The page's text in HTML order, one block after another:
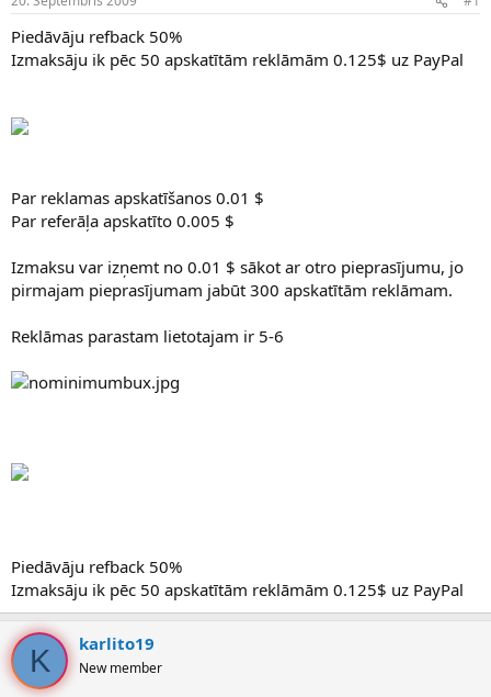
n
u
z
c
a
t
u
m
Piedāvāju refback 50%
Izmaksāju ik pēc 50 apskatītām reklāmām 0.125$ uz PayPal
Par reklamas apskatīšanos 0.01 $
Par referāļa apskatīto 0.005 $
Izmaksu var izņemt no 0.01 $ sākot ar otro pieprasījumu, jo
pirmajam pieprasījumam jabūt 300 apskatītām reklāmam.
Reklāmas parastam lietotajam ir 5-6
Piedāvāju refback 50%
Izmaksāju ik pēc 50 apskatītām reklāmām 0.125$ uz PayPal
K karlito19
New member